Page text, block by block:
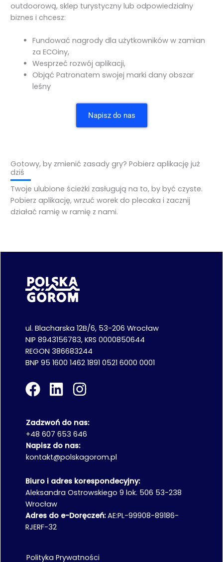
outdoorową, sklep turystyczny lub odpowiedzialny
biznes i chcesz:
Fundować nagrody dla użytkowników w zamian
za ECOiny,
Wesprzeć rozwój aplikacji,
Objąć Patronatem swojej marki dany obszar
leśny
Napisz do nas
Gotowy, by zmienić zasady gry? Pobierz aplikację już
dziś
Twoje ulubione ścieżki zasługują na to, by być czyste.
Pobierz aplikację, wrzuć worek do plecaka i zacznij
działać ramię w ramię z nami.
ul. Blacharska 12B/6, 53-206 Wrocław
NIP 8943156783, KRS 0000850644
REGON 386683244
BNP 95 1600 1462 1891 0521 6000 0001
Zadzwoń do nas:
+48 607 653 646
Napisz do nas:
kontakt@polskagorom.pl
Biuro i adres korespondecyjny:
Aleksandra Ostrowskiego 9 lok. 506 53-238
Wrocław
Adres do e-Doręczeń:AE:PL-99908-89186-
RJERF-32
Polityka Prywatności